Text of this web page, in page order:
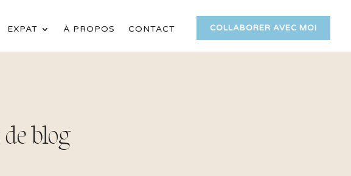
EXPAT À PROPOS CONTACT COLLABORER AVEC MOI
blog